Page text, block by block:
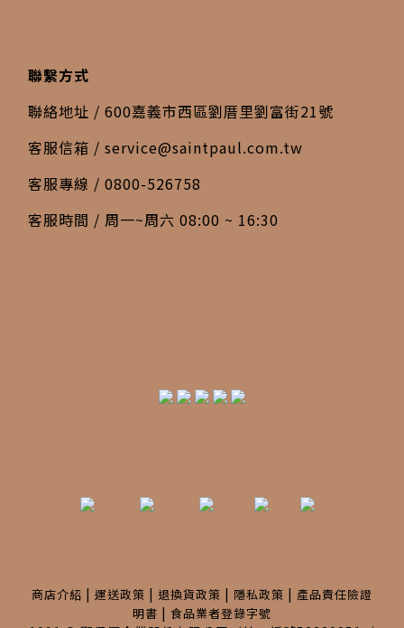
聯繫方式
聯絡地址 / 600嘉義市西區劉厝里劉富街21號
客服信箱 / service@saintpaul.com.tw
客服專線 / 0800-526758
客服時間 / 周一~周六 08:00 ~ 16:30
商店介紹 | 運送政策 | 退換貨政策 | 隱私政策 | 產品責任險證
明書 | 食品業者登錄字號